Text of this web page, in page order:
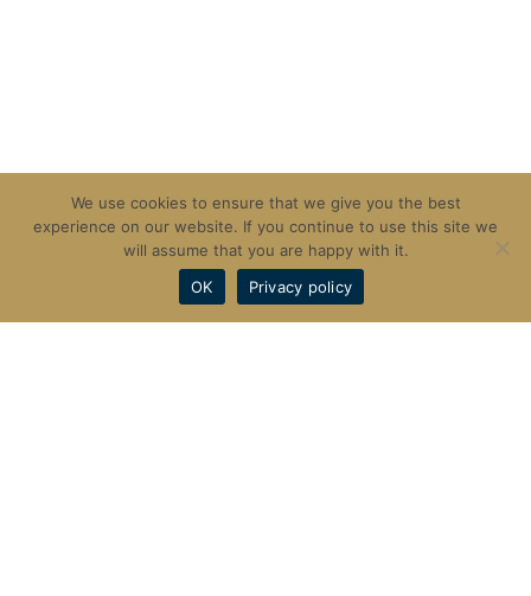
We use cookies to ensure that we give you the best
experience on our website. If you continue to use this site we
will assume that you are happy with it.
OK
Privacy policy
联系我们